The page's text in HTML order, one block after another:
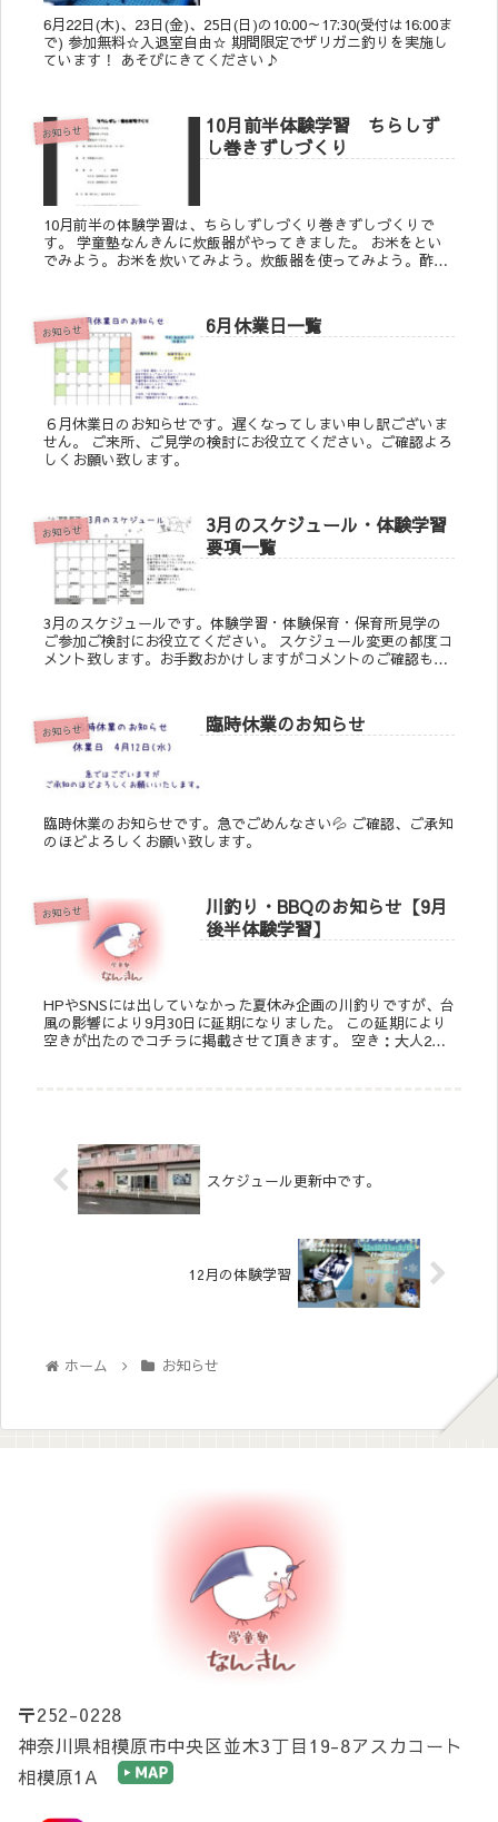
6月22日(木)、23日(金)、25日(日)の10:00～17:30(受付は16:00ま
で) 参加無料☆入退室自由☆ 期間限定でザリガニ釣りを実施し
ています！ あそびにきてください♪
お知らせ
10月前半体験学習 ちらしず
し巻きずしづくり
10月前半の体験学習は、ちらしずしづくり巻きずしづくりで
す。 学童塾なんきんに炊飯器がやってきました。 お米をとい
でみよう。お米を炊いてみよう。炊飯器を使ってみよう。酢飯
お知らせ 6月休業日一覧
６月休業日のお知らせです。遅くなってしまい申し訳ございま
せん。 ご来所、ご見学の検討にお役立てください。ご確認よろ
しくお願い致します。
お知らせ
3月のスケジュール・体験学習
要項一覧
3月のスケジュールです。体験学習・体験保育・保育所見学の
ご参加ご検討にお役立てください。 スケジュール変更の都度コ
メント致します。お手数おかけしますがコメントのご確認もお
お知らせ 臨時休業のお知らせ
臨時休業のお知らせです。急でごめんなさい💦 ご確認、ご承知
のほどよろしくお願い致します。
お知らせ
川釣り・BBQのお知らせ【9月
後半体験学習】
HPやSNSには出していなかった夏休み企画の川釣りですが、台
風の影響により9月30日に延期になりました。 この延期により
空きが出たのでコチラに掲載させて頂きます。 空き：大人2
スケジュール更新中です。
12月の体験学習
ホーム お知らせ
〒252-0228
神奈川県相模原市中央区並木3丁目19-8アスカコート
相模原1A